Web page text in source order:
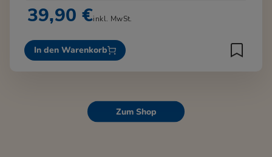
39,90 €inkl. MwSt.
In den Warenkorb
Zum Shop